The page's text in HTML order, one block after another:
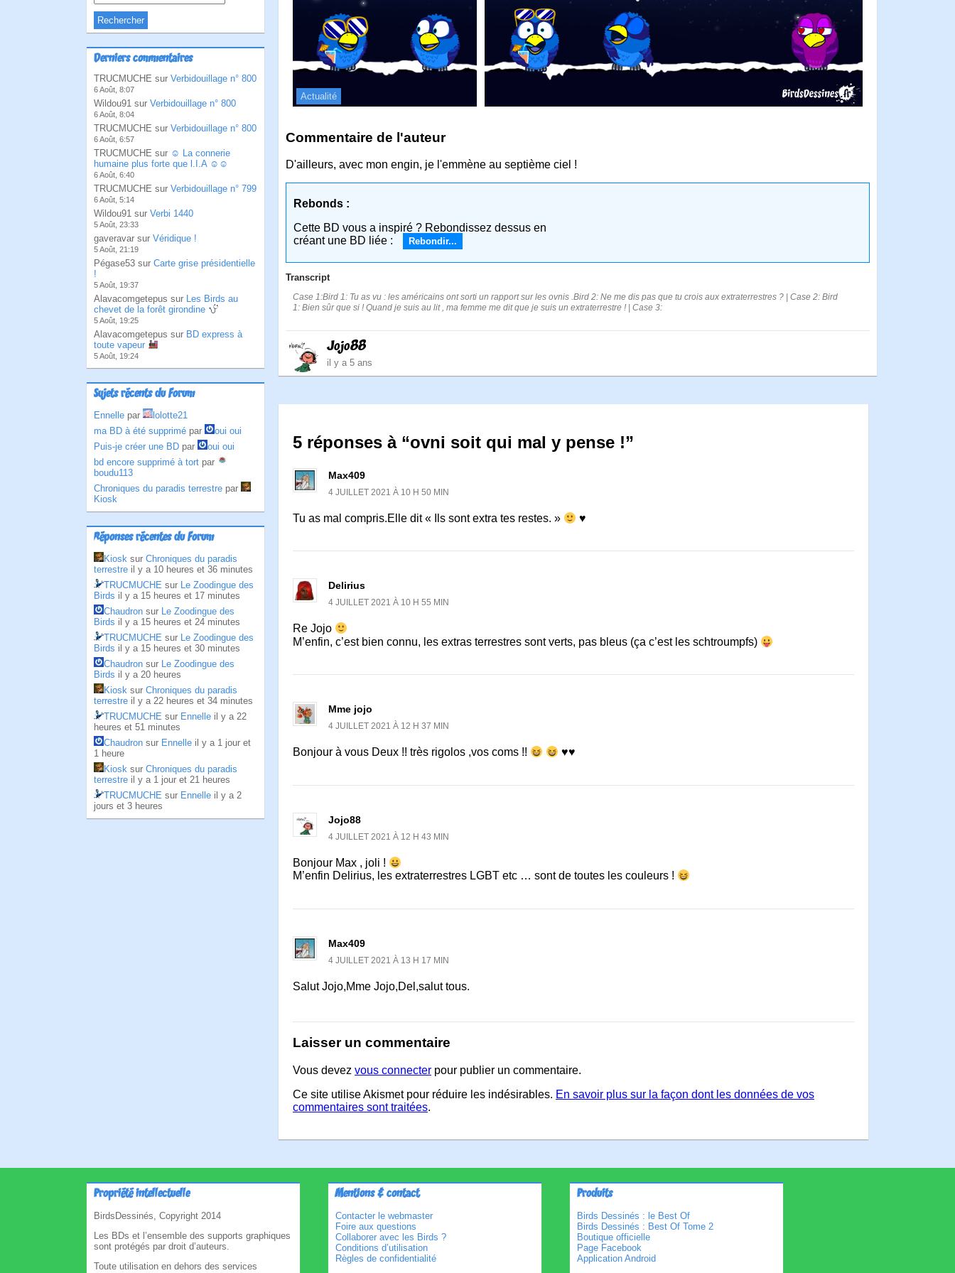
Derniers commentaires
TRUCMUCHE sur Verbidouillage n° 800
6 Août, 8:07
Wildou91 sur Verbidouillage n° 800
6 Août, 8:04
TRUCMUCHE sur Verbidouillage n° 800
6 Août, 6:57
TRUCMUCHE sur ☺ La connerie
humaine plus forte que l.I.A ☺☺
6 Août, 6:40
TRUCMUCHE sur Verbidouillage n° 799
6 Août, 5:14
Wildou91 sur Verbi 1440
5 Août, 23:33
gaveravar sur Véridique !
5 Août, 21:19
Pégase53 sur Carte grise présidentielle
!
5 Août, 19:37
Alavacomgetepus sur Les Birds au
chevet de la forêt girondine
5 Août, 19:25
Alavacomgetepus sur BD express à
toute vapeur
5 Août, 19:24
Sujets récents du Forum
Ennelle par
lolotte21
ma BD à été supprimé par
oui oui
Puis-je créer une BD par
oui oui
bd encore supprimé à tort par
boudu113
Chroniques du paradis terrestre par
Kiosk
Réponses récentes du Forum
Kiosk sur Chroniques du paradis
terrestre il y a 10 heures et 36 minutes
TRUCMUCHE sur Le Zoodingue des
Birds il y a 15 heures et 17 minutes
Chaudron sur Le Zoodingue des
Birds il y a 15 heures et 24 minutes
TRUCMUCHE sur Le Zoodingue des
Birds il y a 15 heures et 30 minutes
Chaudron sur Le Zoodingue des
Birds il y a 20 heures
Kiosk sur Chroniques du paradis
terrestre il y a 22 heures et 34 minutes
TRUCMUCHE sur Ennelle il y a 22
heures et 51 minutes
Chaudron sur Ennelle il y a 1 jour et
1 heure
Kiosk sur Chroniques du paradis
terrestre il y a 1 jour et 21 heures
TRUCMUCHE sur Ennelle il y a 2
jours et 3 heures
Actualité
Commentaire de l'auteur
D'ailleurs, avec mon engin, je l'emmène au septième ciel !
Rebonds :
Cette BD vous a inspiré ? Rebondissez dessus en
créant une BD liée :
Rebondir...
Transcript
Case 1:Bird 1: Tu as vu : les américains ont sorti un rapport sur les ovnis .Bird 2: Ne me dis pas que tu crois aux extraterrestres ? | Case 2: Bird
1: Bien sûr que si ! Quand je suis au lit , ma femme me dit que je suis un extraterrestre ! | Case 3:
Jojo88
il y a 5 ans
5 réponses à “ovni soit qui mal y pense !”
Max409
4 JUILLET 2021 À 10 H 50 MIN
Tu as mal compris.Elle dit « Ils sont extra tes restes. » ♥
Delirius
4 JUILLET 2021 À 10 H 55 MIN
Re Jojo
M’enfin, c’est bien connu, les extras terrestres sont verts, pas bleus (ça c’est les schtroumpfs)
Mme jojo
4 JUILLET 2021 À 12 H 37 MIN
Bonjour à vous Deux !! très rigolos ,vos coms !! ♥♥
Jojo88
4 JUILLET 2021 À 12 H 43 MIN
Bonjour Max , joli !
M’enfin Delirius, les extraterrestres LGBT etc … sont de toutes les couleurs !
Max409
4 JUILLET 2021 À 13 H 17 MIN
Salut Jojo,Mme Jojo,Del,salut tous.
Laisser un commentaire
Vous devez vous connecter pour publier un commentaire.
Ce site utilise Akismet pour réduire les indésirables. En savoir plus sur la façon dont les données de vos
commentaires sont traitées.
Propriété intellectuelle
BirdsDessinés, Copyright 2014
Les BDs et l’ensemble des supports graphiques
sont protégés par droit d’auteurs.
Toute utilisation en dehors des services
Mentions & contact
Contacter le webmaster
Foire aux questions
Collaborer avec les Birds ?
Conditions d’utilisation
Règles de confidentialité
Produits
Birds Dessinés : le Best Of
Birds Dessinés : Best Of Tome 2
Boutique officielle
Page Facebook
Application Android